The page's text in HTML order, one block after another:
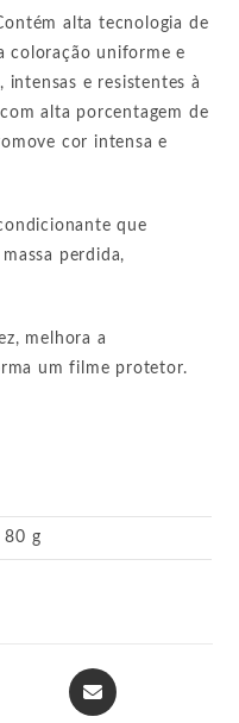
alta tecnologia de
coloração uniforme e
e resistentes à
alta porcentagem de
cor intensa e
que
perdida,
melhora a
um filme protetor.
80 g
Abre
em